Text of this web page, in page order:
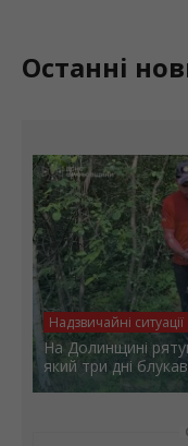
Останні
Надзвичайні ситуації
На Долинщині
який три дні блукав